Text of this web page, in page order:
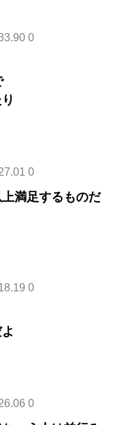
0
0
満足するものだ
0
0